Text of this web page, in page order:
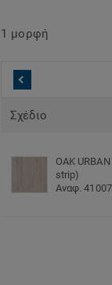
1 μορφή
Σχέδιο
OAK
strip)
Αναφ.